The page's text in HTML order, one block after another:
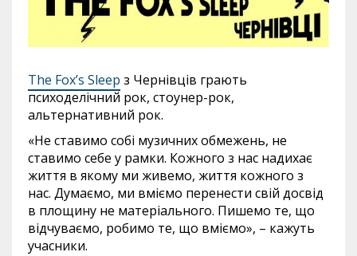
The Fox’s Sleep з Чернівців грають
психоделічний рок, стоунер-рок,
альтернативний рок.
«Не ставимо собі музичних обмежень, не
ставимо себе у рамки. Кожного з нас надихає
життя в якому ми живемо, життя кожного з
нас. Думаємо, ми вміємо перенести свій досвід
в площину не матеріального. Пишемо те, що
відчуваємо, робимо те, що вміємо», – кажуть
учасники.